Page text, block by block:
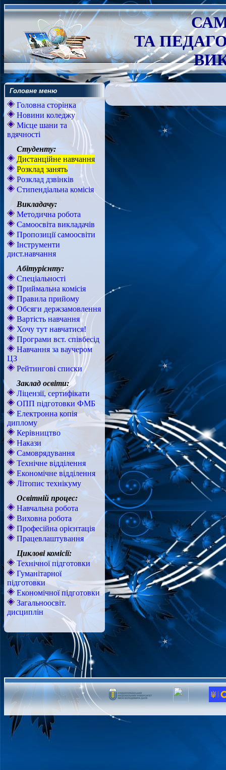
ТА
Головне меню
Головна сторінка
Новини коледжу
Місце шани та
вдячності
Студенту:
Дистанційне навчання
Розклад занять
Розклад дзвінків
Стипендіальна комісія
Викладачу:
Методична робота
Самоосвіта викладачів
Пропозиції самоосвіти
Інструменти
дист.навчання
Абітурієнту:
Спеціальності
Приймальна комісія
Правила прийому
Обсяги держзамовлення
Вартість навчання
Хочу тут навчатися!
Програми вст. співбесід
Навчання за ваучером
ЦЗ
Рейтингові списки
Заклад освіти:
Ліцензії, сертифікати
ОПП підготовки ФМБ
Електронна копія
диплому
Керівництво
Накази
Самоврядування
Технічне відділення
Економічне відділення
Літопис технікуму
Освітній процес:
Навчальна робота
Виховна робота
Професійна орієнтація
Працевлаштування
Циклові комісії:
Технічної підготовки
Гуманітарної
підготовки
Економічної підготовки
Загальноосвіт.
дисциплін